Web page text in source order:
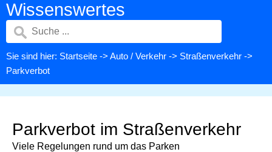
Wissenswertes
Sie sind hier: Startseite -> Auto / Verkehr -> Straßenverkehr ->
Parkverbot
Parkverbot im Straßenverkehr
Viele Regelungen rund um das Parken